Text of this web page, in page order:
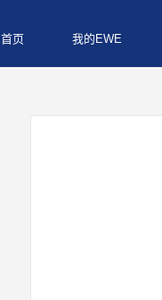
首页 我的EWE